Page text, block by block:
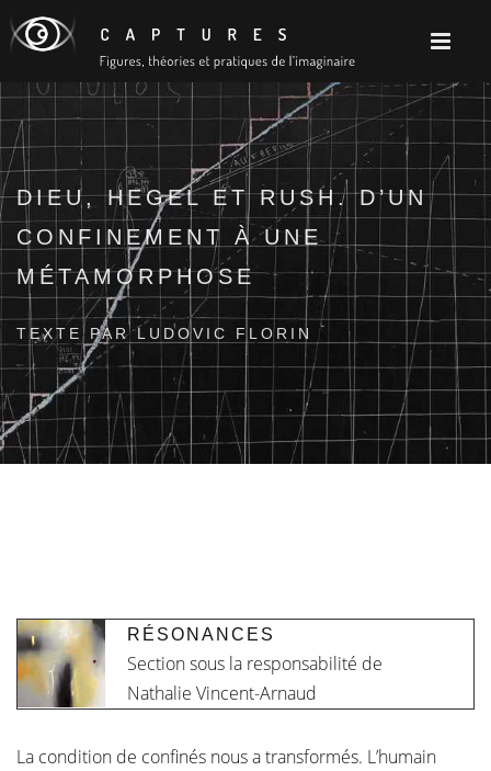
DIEU, HEGEL ET RUSH. D’UN
CONFINEMENT À UNE
MÉTAMORPHOSE
TEXTE PAR LUDOVIC FLORIN
RÉSONANCES
Section sous la responsabilité de
Nathalie Vincent-Arnaud
La condition de confinés nous a transformés. L’humain